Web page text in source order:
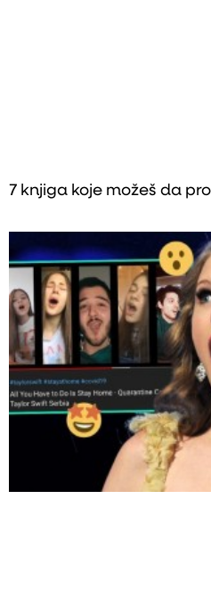
7 knjiga koje možeš da